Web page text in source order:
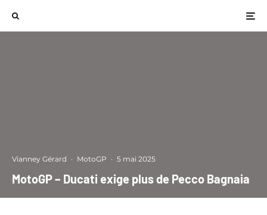
Vianney Gérard · MotoGP · 5 mai 2025
MotoGP – Ducati exige plus de Pecco Bagnaia